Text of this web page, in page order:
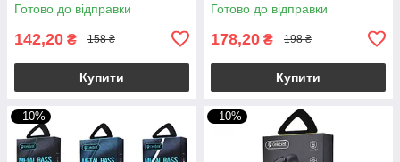
Готово до відправки
142,20 ₴ 158 ₴
Купити
Готово до відправки
178,20 ₴ 198 ₴
Купити
–10% –10%